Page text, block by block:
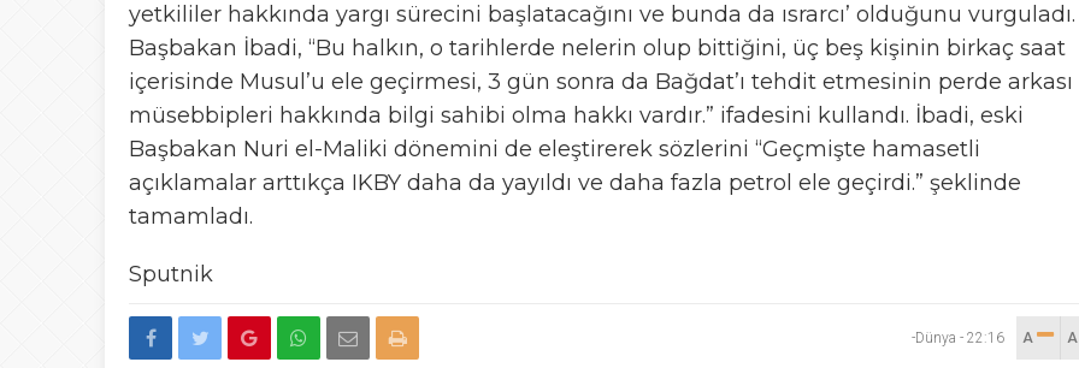
yetkililer hakkında yargı sürecini başlatacağını ve bunda da ısrarcı’ olduğunu vurguladı.
Başbakan İbadi, “Bu halkın, o tarihlerde nelerin olup bittiğini, üç beş kişinin birkaç saat
içerisinde Musul’u ele geçirmesi, 3 gün sonra da Bağdat’ı tehdit etmesinin perde arkası
müsebbipleri hakkında bilgi sahibi olma hakkı vardır.” ifadesini kullandı. İbadi, eski
Başbakan Nuri el-Maliki dönemini de eleştirerek sözlerini “Geçmişte hamasetli
açıklamalar arttıkça IKBY daha da yayıldı ve daha fazla petrol ele geçirdi.” şeklinde
tamamladı.
Sputnik
-Dünya - 22:16 A